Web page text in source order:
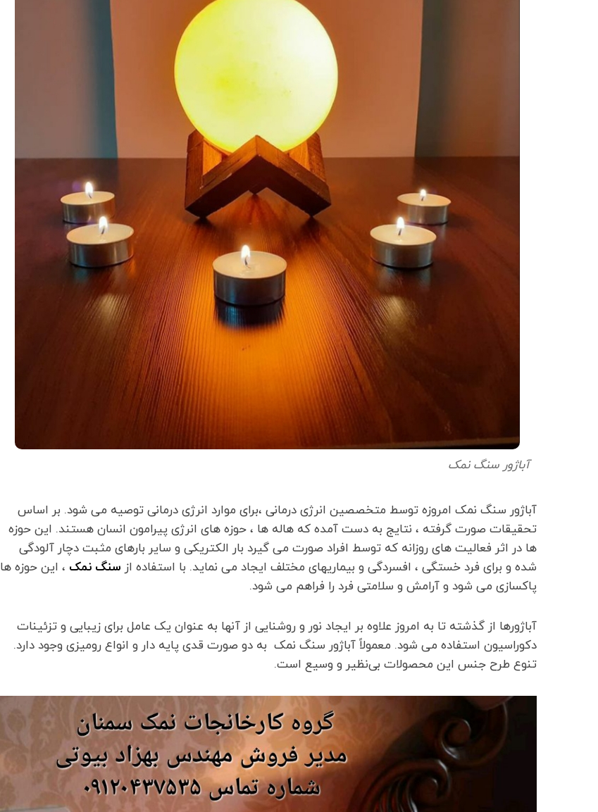
آباژور سنگ نمک
آباژور سنگ نمک امروزه توسط متخصصین انرژی درمانی ،برای موارد انرژی درمانی توصیه می شود. بر اساس
تحقیقات صورت گرفته ، نتایج به دست آمده که هاله ها ، حوزه های انرژی پیرامون انسان هستند. این حوزه
ها در اثر فعالیت های روزانه که توسط افراد صورت می گیرد بار الکتریکی و سایر بارهای مثبت دچار آلودگی
شده و برای فرد خستگی ، افسردگی و بیماریهای مختلف ایجاد می نماید. با استفاده از سنگ نمک ، این حوزه ها
پاکسازی می شود و آرامش و سلامتی فرد را فراهم می‌ شود.
آباژورها از گذشته تا به امروز علاوه بر ایجاد نور و روشنایی از آنها به عنوان یک عامل برای زیبایی و تزئینات
دکوراسیون استفاده می شود. معمولاً آباژور سنگ نمک به دو صورت قدی پایه دار و انواع رومیزی وجود دارد.
تنوع طرح جنس این محصولات بی‌نظیر و وسیع است.